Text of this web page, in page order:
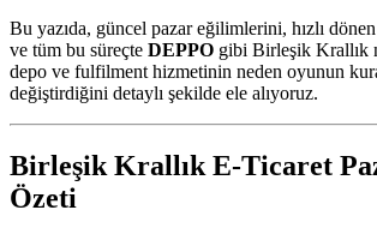
Bu yazıda, güncel pazar eğilimlerini, hızlı
ve tüm bu süreçte DEPPO gibi Birleşik Krallık
depo ve fulfilment hizmetinin neden oyunun
değiştirdiğini detaylı şekilde ele alıyoruz.
Birleşik Krallık E-Ticaret
Özeti